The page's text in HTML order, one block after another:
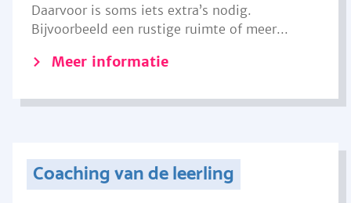
Daarvoor is soms iets extra’s nodig.
Bijvoorbeeld een rustige ruimte of meer...
Meer informatie
Coaching van de leerling